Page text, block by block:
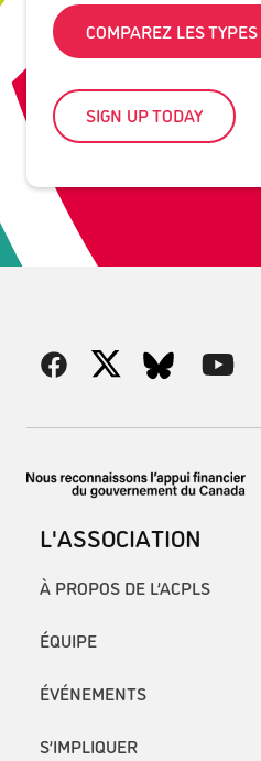
COMPAREZ LES
SIGN UP TODAY
L'ASSOCIATION
À PROPOS DE L’ACPLS
ÉQUIPE
ÉVÉNEMENTS
S’IMPLIQUER